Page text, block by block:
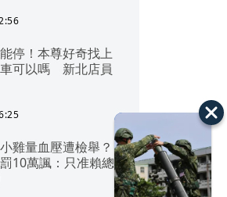
停！本尊好奇找上
可以嗎 新北店員
雞量血壓遭檢舉？
10萬諷：只准賴總